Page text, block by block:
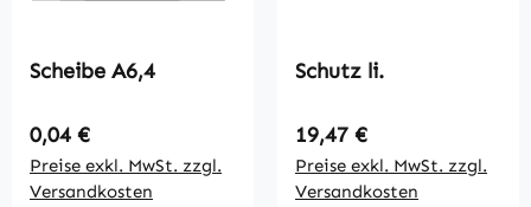
Scheibe A6,4
Regulärer Preis:
0,04 €
Preise exkl. MwSt. zzgl.
Versandkosten
Schutz li.
Regulärer Preis:
19,47 €
Preise exkl. MwSt. zzgl.
Versandkosten